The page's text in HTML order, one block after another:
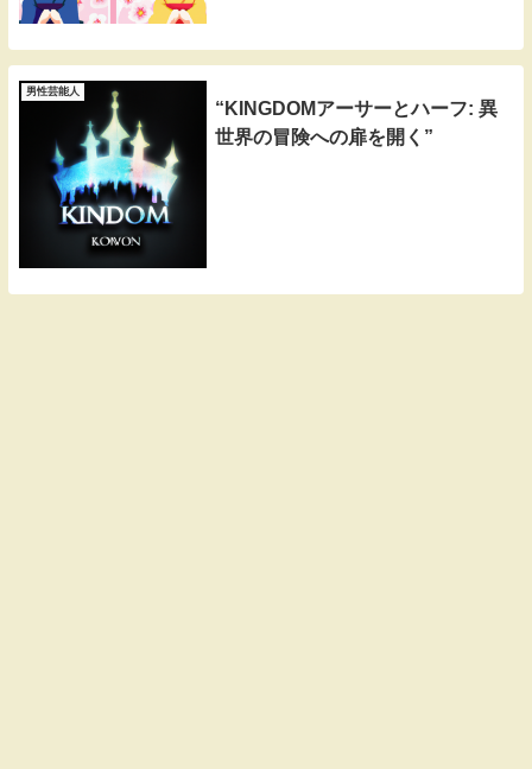
男性芸能人
“KINGDOMアーサーとハーフ: 異
世界の冒険への扉を開く”